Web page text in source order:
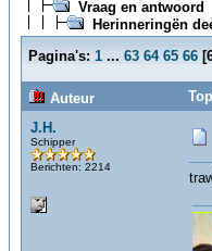
Vraag en antwoord
Herinneringën
Pagina's: 1 ... 63 64 65 66 [
Auteur
J.H.
Schipper
Berichten: 2214